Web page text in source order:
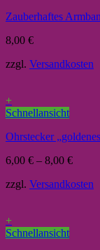
Zauberhaftes
8,00 €
zzgl. Versandkosten
+
Schnellansicht
Ohrstecker
6,00 € – 8,00 €
zzgl. Versandkosten
+
Schnellansicht